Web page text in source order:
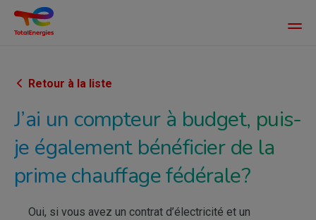
contenu
Main
Retour à la liste
J’ai un compteur à budget, puis-
je également bénéficier de la
prime chauffage fédérale?
Oui, si vous avez un contrat d’électricité et un